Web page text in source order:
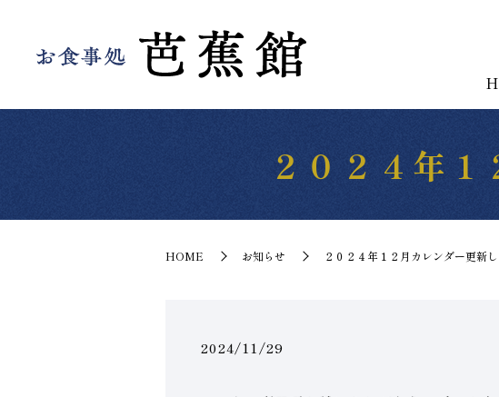
２０２４年
HOME お知らせ ２０２４年１２月カレンダー更新
2024/11/29